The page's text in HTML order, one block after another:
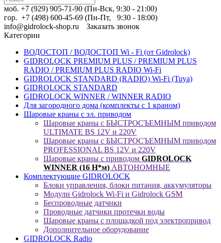
моб. +7 (929) 905-71-90 (Пн-Вск, 9:30 - 21:00)
гор. +7 (498) 600-45-69 (Пн-Пт, 9:30 - 18:00)
info@gidrolock-shop.ru
Заказать звонок
Категории
ВОДОСТОП / ВОДОСТОП Wi - Fi (от Gidrolock)
GIDROLOCK PREMIUM PLUS / PREMIUM PLUS
RADIO / PREMIUM PLUS RADIO Wi-Fi
GIDROLOCK STANDARD (RADIO) Wi-Fi (Tuya)
GIDROLOCK STANDARD
GIDROLOCK WINNER / WINNER RADIO
Для загородного дома (комплекты с 1 краном)
Шаровые краны с эл. приводом
Шаровые краны с БЫСТРОСЪЕМНЫМ приводом
ULTIMATE BS 12V и 220V
Шаровые краны с БЫСТРОСЪЕМНЫМ приводом
PROFESSIONAL BS 12V и 220V
Шаровые краны с приводом GIDROLOCK
WINNER (16 Н*м) АВТОНОМНЫЕ
Комплектующие GIDROLOCK
Блоки управления, блоки питания, аккумуляторы
Модули Gidrolock Wi-Fi и Gidrolock GSM
Беспроводные датчики
Проводные датчики протечки воды
Шаровые краны с площадкой под электропривод
Дополнительное оборудование
GIDROLOCK Radio